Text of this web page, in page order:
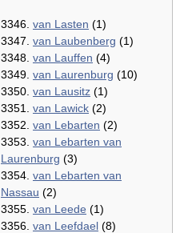
3346. van Lasten (1)
3347. van Laubenberg (1)
3348. van Lauffen (4)
3349. van Laurenburg (10)
3350. van Lausitz (1)
3351. van Lawick (2)
3352. van Lebarten (2)
3353. van Lebarten van
Laurenburg (3)
3354. van Lebarten van
Nassau (2)
3355. van Leede (1)
3356. van Leefdael (8)